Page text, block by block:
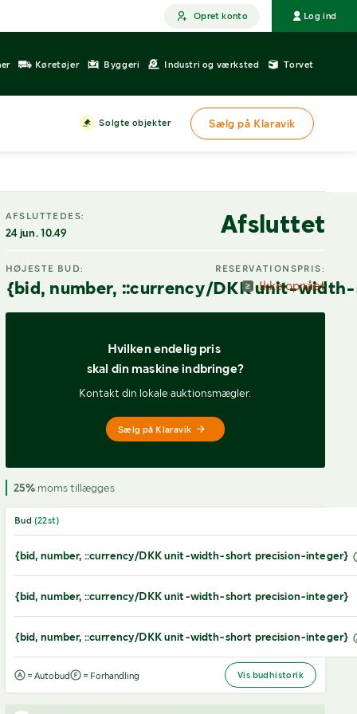
Opret konto Log ind
Køretøjer Byggeri Industri og værksted Torvet
Solgte objekter Sælg på Klaravik
AFSLUTTEDES:
24 jun. 10.49 Afsluttet
HØJESTE BUD:
{bid, number, ::currency/DKK unit-
RESERVATIONSPRIS:
Ikke opnået
Hvilken endelig pris
skal din maskine indbringe?
Kontakt din lokale auktionsmægler.
Sælg på Klaravik
25%moms tillægges
Bud (22st)
{bid, number, ::currency/DKK unit-width-short precision-integer}
{bid, number, ::currency/DKK unit-width-short precision-integer}
{bid, number, ::currency/DKK unit-width-short precision-integer}
= Autobud = Forhandling Vis budhistorik